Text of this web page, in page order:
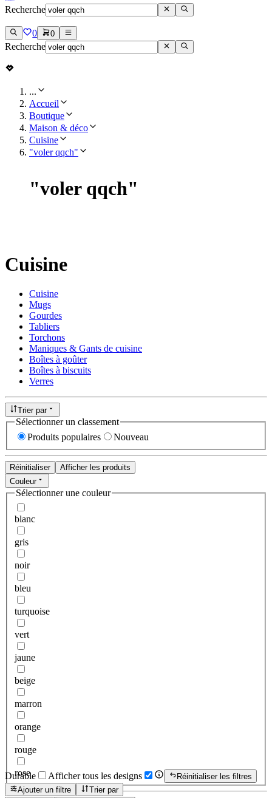
Recherche
0 0
Recherche
...
Accueil
Boutique
Maison & déco
Cuisine
"voler qqch"
"voler qqch"
Cuisine
Cuisine
Mugs
Gourdes
Tabliers
Torchons
Maniques & Gants de cuisine
Boîtes à goûter
Boîtes à biscuits
Verres
Trier par
Sélectionner un classement
Produits populaires
Nouveau
Réinitialiser
Afficher les produits
Couleur
Sélectionner une couleur
blanc
gris
noir
bleu
turquoise
vert
jaune
beige
marron
orange
rouge
rose
Durable Afficher tous les designs
Réinitialiser les filtres
Ajouter un filtre
Trier par